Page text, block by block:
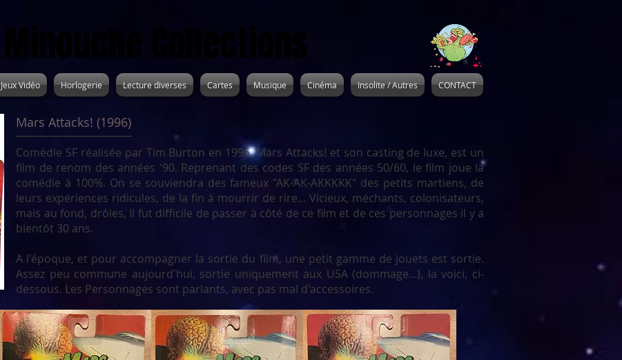
Minouche Collections
Jeux Vidéo Horlogerie Lecture diverses Cartes Musique Cinéma Insolite / Autres CONTACT
Mars Attacks! (1996)
________________________
Comédie SF réalisée par Tim Burton en 1996, Mars Attacks! et son casting de luxe, est un
film de renom des années '90. Reprenant des codes SF des années 50/60, le film joue la
comédie à 100%. On se souviendra des fameux "AK-AK-AKKKKK" des petits martiens, de
leurs expériences ridicules, de la fin à mourrir de rire... Vicieux, méchants, colonisateurs,
mais au fond, drôles, il fut difficile de passer à côté de ce film et de ces personnages il y a
bientôt 30 ans.
A l'époque, et pour accompagner la sortie du film, une petit gamme de jouets est sortie.
Assez peu commune aujourd'hui, sortie uniquement aux USA (dommage...), la voici, ci-
dessous. Les Personnages sont parlants, avec pas mal d'accessoires.